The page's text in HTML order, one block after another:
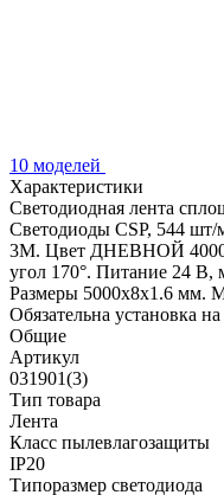
10 моделей
Характеристики
Светодиодная лента
Светодиоды CSP, 544
3M. Цвет ДНЕВНОЙ
угол 170°. Питание 24 В,
Размеры 5000x8x1.6 мм.
Обязательна установка
Общие
Артикул
031901(3)
Тип товара
Лента
Класс пылевлагозащиты
IP20
Типоразмер светодиода